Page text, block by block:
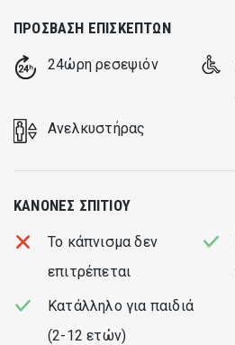
ΠΡΌΣΒΑΣΗ ΕΠΙΣΚΕΠΤΏΝ
24ώρη ρεσεψιόν
Ανελκυστήρας
ΚΑΝΌΝΕΣ ΣΠΙΤΙΟΎ
Το κάπνισμα δεν
επιτρέπεται
Κατάλληλο για παιδιά
(2-12 ετών)